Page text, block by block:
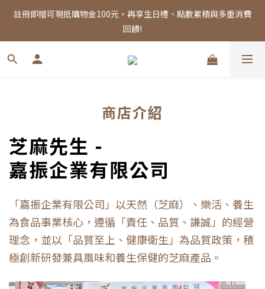
註冊即贈可現抵購物金100元，再享生日禮、點數累積與多重消費
回饋!
註冊即贈可現抵購物金100元，再享生日禮、點數累積與多重消費
回饋!
全館消費滿千，享免運優惠！
回饋!
商店介紹
芝麻先生 -
嘉振企業有限公司
「嘉振企業有限公司」以天然（芝麻）
、樂活、養生
為食品事業核心，遵循「責任、品質、謙誠」的經營
理念，並以「品質至上、健康衛生」為品質政策，積
極創新研發兼具風味和養生保健的芝麻產品。